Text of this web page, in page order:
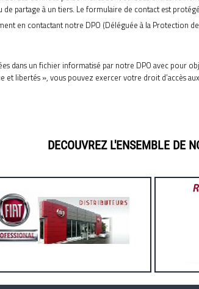
partage à un tiers. Le formulaire de contact est
en contactant notre DPO (Déléguée à la Protection
dans un fichier informatisé par notre DPO avec pour
libertés », vous pouvez exercer votre droit d’accès
DECOUVREZ L'ENSEMBLE DE